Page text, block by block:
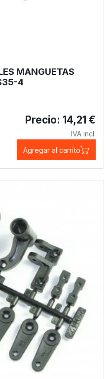
MANGUETAS
4
Precio: 14,21 €
IVA incl.
Agregar al carrito